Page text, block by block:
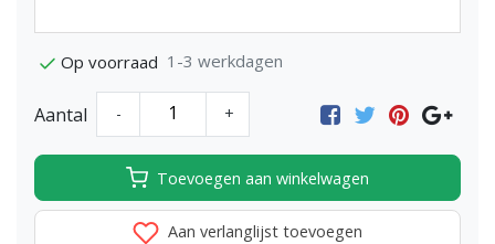
Op voorraad 1-3 werkdagen
Aantal - +
Toevoegen aan winkelwagen
Aan verlanglijst toevoegen